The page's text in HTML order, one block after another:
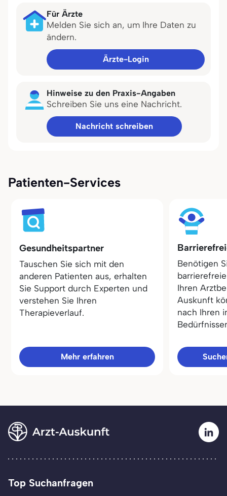
Für Ärzte
Melden Sie sich an, um Ihre Daten zu
ändern.
Ärzte-Login
Hinweise zu den Praxis-Angaben
Schreiben Sie uns eine Nachricht.
Nachricht schreiben
Patienten-Services
Gesundheitspartner
Tauschen Sie sich mit den
anderen Patienten aus, erhalten
Sie Support durch Experten und
verstehen Sie Ihren
Therapieverlauf.
Mehr erfahren
Benötigen
Ihren
Auskunft
nach Ihren
Top Suchanfragen